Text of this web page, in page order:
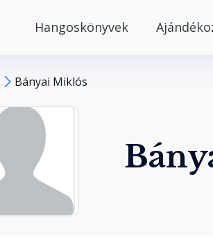
Hangoskönyvek
Bányai Miklós